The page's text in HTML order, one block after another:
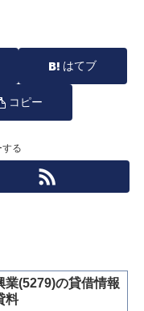
はてブ
コピー
る
業(5279)の貸借情報
料